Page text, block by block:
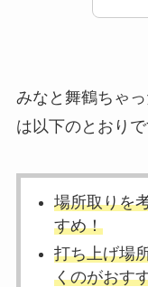
みなと舞鶴ちゃ
は以下のとおりで
場所取りを
すめ！
打ち上げ場
くのがおす